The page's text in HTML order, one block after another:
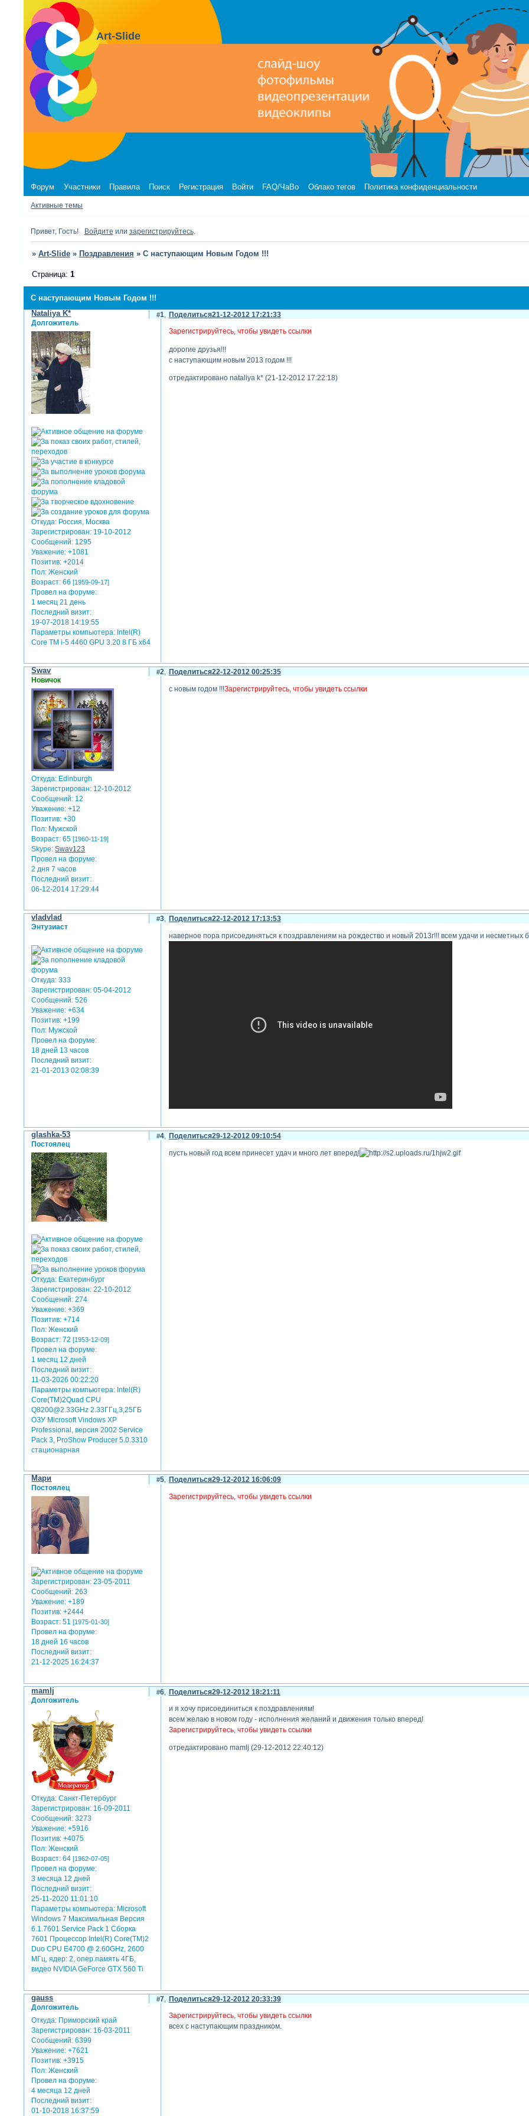
Art-Slide
Форум Участники Правила Поиск Регистрация Войти FAQ/ЧаВо Облако тегов Политика конфиденциальности
Активные темы
Привет, Гость! Войдите или зарегистрируйтесь.
» Art-Slide » Поздравления » С наступающим Новым Годом !!!
С наступающим Новым Годом !!!
Страница: 1
Поделиться
1 21-12-2012 17:21:33
Nataliya K*
Долгожитель
Откуда: Россия, Москва
Зарегистрирован: 19-10-2012
Сообщений: 1295
Уважение: +1081
Позитив: +2014
Пол: Женский
Возраст: 66[1959-09-17]
Провел на форуме:
1 месяц 21 день
Последний визит:
19-07-2018 14:19:55
Параметры компьютера: Intel(R)
Core TM i-5 4460 GPU 3.20 8 ГБ х64
Зарегистрируйтесь, чтобы увидеть ссылки
дорогие друзья!!!
с наступающим новым 2013 годом !!!
отредактировано nataliya k* (21-12-2012 17:22:18)
Поделиться
2 22-12-2012 00:25:35
Swav
Новичок
Откуда: Edinburgh
Зарегистрирован: 12-10-2012
Сообщений: 12
Уважение: +12
Позитив: +30
Пол: Мужской
Возраст: 65[1960-11-19]
Skype: Swav123
Провел на форуме:
2 дня 7 часов
Последний визит:
06-12-2014 17:29:44
с новым годом !!!Зарегистрируйтесь, чтобы увидеть ссылки
Поделиться
3 22-12-2012 17:13:53
vladvlad
Энтузиаст
Откуда: 333
Зарегистрирован: 05-04-2012
Сообщений: 526
Уважение: +634
Позитив: +199
Пол: Мужской
Провел на форуме:
18 дней 13 часов
Последний визит:
21-01-2013 02:08:39
наверное пора присоединяться к поздравлениям на рождество и новый 2013г!!! всем удачи и несметных
Поделиться
4 29-12-2012 09:10:54
glashka-53
Постоялец
Откуда: Екатеринбург
Зарегистрирован: 22-10-2012
Сообщений: 274
Уважение: +369
Позитив: +714
Пол: Женский
Возраст: 72[1953-12-09]
Провел на форуме:
1 месяц 12 дней
Последний визит:
11-03-2026 00:22:20
Параметры компьютера: Intel(R)
Core(TM)2Quad CPU
Q8200@2.33GHz 2.33ГГц,3,25ГБ
ОЗУ Microsoft Vindows XP
Professional, версия 2002 Service
Pack 3, ProShow Producer 5.0.3310
стационарная
пусть новый год всем принесет удач и много лет вперед!
Поделиться
5 29-12-2012 16:06:09
Мари
Постоялец
Зарегистрирован: 23-05-2011
Сообщений: 263
Уважение: +189
Позитив: +2444
Возраст: 51[1975-01-30]
Провел на форуме:
18 дней 16 часов
Последний визит:
21-12-2025 16:24:37
Зарегистрируйтесь, чтобы увидеть ссылки
Поделиться
6 29-12-2012 18:21:11
mamlj
Долгожитель
Откуда: Санкт-Петербург
Зарегистрирован: 16-09-2011
Сообщений: 3273
Уважение: +5916
Позитив: +4075
Пол: Женский
Возраст: 64[1962-07-05]
Провел на форуме:
3 месяца 12 дней
Последний визит:
25-11-2020 11:01:10
Параметры компьютера: Microsoft
Windows 7 Максимальная Версия
6.1.7601 Service Pack 1 Сборка
7601 Процессор Intel(R) Core(TM)2
Duo CPU E4700 @ 2.60GHz, 2600
МГц, ядер: 2, опер.память 4ГБ,
видео NVIDIA GeForce GTX 560 Ti
и я хочу присоединиться к поздравлениям!
всем желаю в новом году - исполнения желаний и движения только вперед!
Зарегистрируйтесь, чтобы увидеть ссылки
отредактировано mamlj (29-12-2012 22:40:12)
Поделиться
7 29-12-2012 20:33:39
gauss
Долгожитель
Откуда: Приморский край
Зарегистрирован: 16-03-2011
Сообщений: 6399
Уважение: +7621
Позитив: +3915
Пол: Женский
Провел на форуме:
4 месяца 12 дней
Последний визит:
01-10-2018 16:37:59
Зарегистрируйтесь, чтобы увидеть ссылки
всех с наступающим праздником.